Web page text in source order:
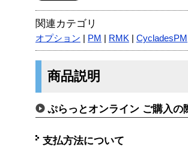
関連カテゴリ
オプション PM RMK CycladesPM
商品説明
ぷらっとオンライン ご購入の
支払方法について